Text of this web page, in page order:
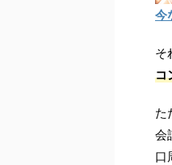
今
そ
コ
た
会
口